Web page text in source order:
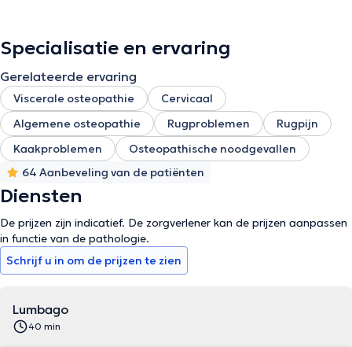
Specialisatie en ervaring
Gerelateerde ervaring
Viscerale osteopathie
Cervicaal
Algemene osteopathie
Rugproblemen
Rugpijn
Kaakproblemen
Osteopathische noodgevallen
64 Aanbeveling van de patiënten
Diensten
De prijzen zijn indicatief. De zorgverlener kan de prijzen aanpassen
in functie van de pathologie.
Schrijf u in om de prijzen te zien
Lumbago
40 min